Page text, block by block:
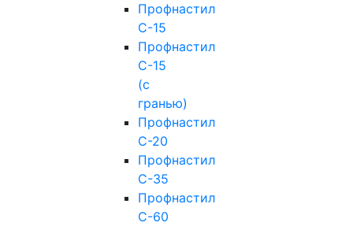
Профнастил
С-15
Профнастил
С-15
(с
гранью)
Профнастил
С-20
Профнастил
С-35
Профнастил
С-60